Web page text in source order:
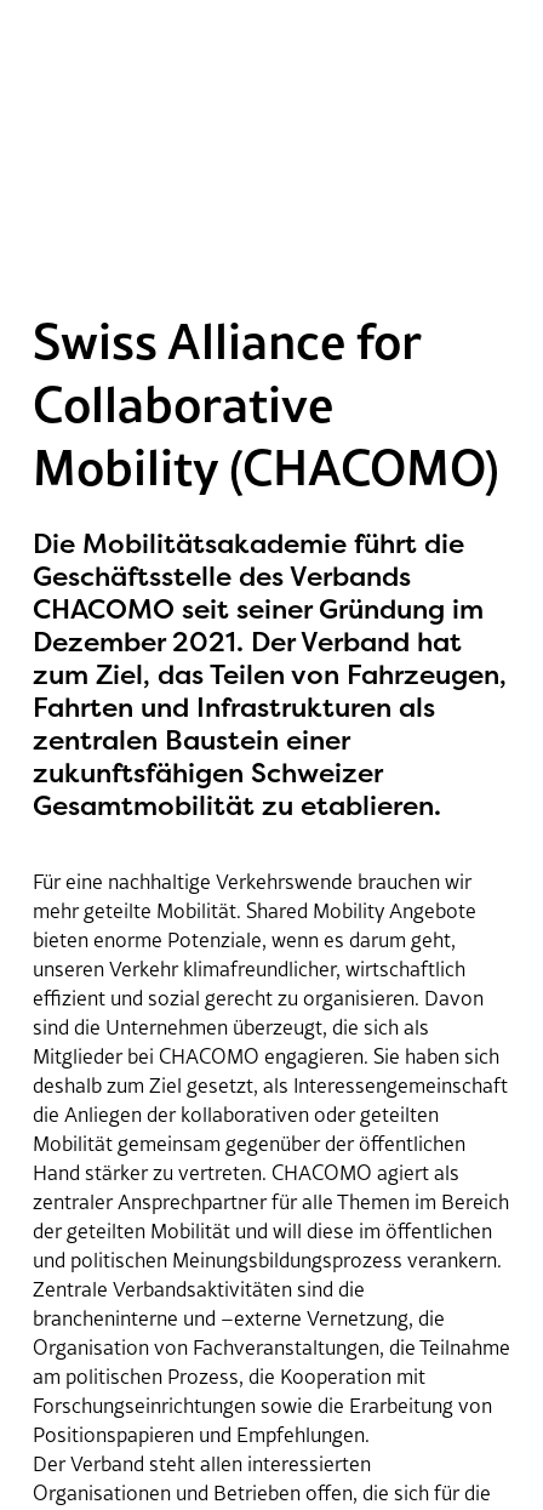
Social Media
Wall
Portrait
Kontakt
Swiss Alliance for
Collaborative
Mobility (CHACOMO)
Die Mobilitätsakademie führt die
Geschäftsstelle des Verbands
CHACOMO seit seiner Gründung im
Dezember 2021. Der Verband hat
zum Ziel, das Teilen von Fahrzeugen,
Fahrten und Infrastrukturen als
zentralen Baustein einer
zukunftsfähigen Schweizer
Gesamtmobilität zu etablieren.
Für eine nachhaltige Verkehrswende brauchen wir
mehr geteilte Mobilität. Shared Mobility Angebote
bieten enorme Potenziale, wenn es darum geht,
unseren Verkehr klimafreundlicher, wirtschaftlich
effizient und sozial gerecht zu organisieren. Davon
sind die Unternehmen überzeugt, die sich als
Mitglieder bei CHACOMO engagieren. Sie haben sich
deshalb zum Ziel gesetzt, als Interessengemeinschaft
die Anliegen der kollaborativen oder geteilten
Mobilität gemeinsam gegenüber der öffentlichen
Hand stärker zu vertreten. CHACOMO agiert als
zentraler Ansprechpartner für alle Themen im Bereich
der geteilten Mobilität und will diese im öffentlichen
und politischen Meinungsbildungsprozess verankern.
Zentrale Verbandsaktivitäten sind die
brancheninterne und –externe Vernetzung, die
Organisation von Fachveranstaltungen, die Teilnahme
am politischen Prozess, die Kooperation mit
Forschungseinrichtungen sowie die Erarbeitung von
Positionspapieren und Empfehlungen.
Der Verband steht allen interessierten
Organisationen und Betrieben offen, die sich für die